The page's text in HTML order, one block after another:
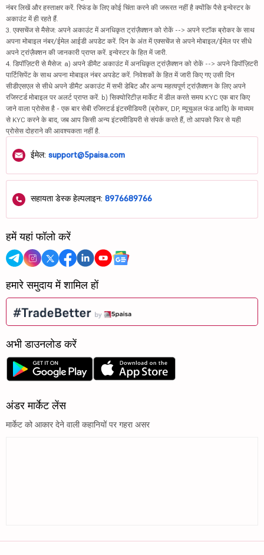
नंबर लिखें और हस्ताक्षर करें. रिफंड के लिए कोई चिंता करने की जरूरत नहीं है क्योंकि पैसे इन्वेस्टर के
अकाउंट में ही रहते हैं.
3. एक्सचेंज से मैसेज: अपने अकाउंट में अनधिकृत ट्रांज़ैक्शन को रोकें --> अपने स्टॉक ब्रोकर के साथ
अपना मोबाइल नंबर/ईमेल आईडी अपडेट करें. दिन के अंत में एक्सचेंज से अपने मोबाइल/ईमेल पर सीधे
अपने ट्रांज़ैक्शन की जानकारी प्राप्त करें. इन्वेस्टर के हित में जारी.
4. डिपॉज़िटरी से मैसेज: a) अपने डीमैट अकाउंट में अनधिकृत ट्रांज़ैक्शन को रोकें --> अपने डिपॉज़िटरी
पार्टिसिपेंट के साथ अपना मोबाइल नंबर अपडेट करें. निवेशकों के हित में जारी किए गए उसी दिन
सीडीएसएल से सीधे अपने डीमैट अकाउंट में सभी डेबिट और अन्य महत्वपूर्ण ट्रांज़ैक्शन के लिए अपने
रजिस्टर्ड मोबाइल पर अलर्ट प्राप्त करें. b) सिक्योरिटीज़ मार्केट में डील करते समय KYC एक बार किए
जाने वाला प्रोसेस है - एक बार सेबी रजिस्टर्ड इंटरमीडियरी (ब्रोकर, DP, म्यूचुअल फंड आदि) के माध्यम
से KYC करने के बाद, जब आप किसी अन्य इंटरमीडियरी से संपर्क करते हैं, तो आपको फिर से यही
प्रोसेस दोहराने की आवश्यकता नहीं है.
ईमेल: support@5paisa.com
सहायता डेस्क हेल्पलाइन: 8976689766
हमें यहां फॉलो करें
हमारे समुदाय में शामिल हों
अभी डाउनलोड करें
अंडर मार्केट लेंस
मार्केट को आकार देने वाली कहानियों पर गहरा असर